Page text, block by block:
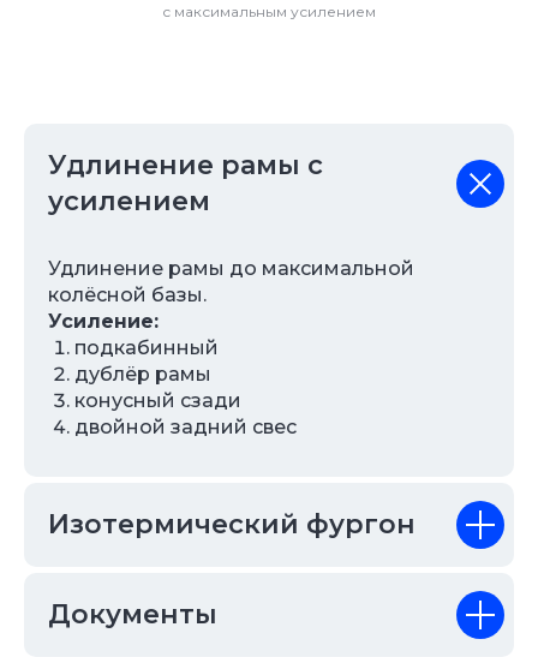
с максимальным усилением
Удлинение рамы с
усилением
Удлинение рамы до максимальной
колёсной базы.
Усиление:
подкабинный
дублёр рамы
конусный сзади
двойной задний свес
Изотермический фургон
Документы